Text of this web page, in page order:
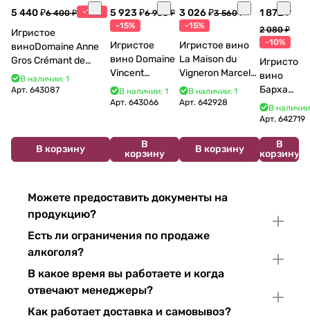
5 440 ₽6 400 ₽ -15%
Игристое
виноDomaine Anne
Gros Crémant de
Bourgogne La Fun en
Bulles Chardonnay et
В наличии: 1
Арт. 643087
В корзину
5 923 ₽6 968 ₽
-15%
Игристое
вино Domaine
Vincent
Bouzereau
Crémant de
В наличии: 1
Арт.643066
В
корзину
3 026 ₽3 560 ₽
-15%
Игристое вино
La Maison du
Vigneron Marcel
Cabelier Cremant
du Jura
В наличии: 1
Арт. 642928
В корзину
1 872 ₽
2 080 ₽
-10%
Игристое
вино
Бархат
Остров
2025
В
Арт.642719
В
корзину
Можете предоставить документы на
продукцию?
Есть ли ограничения по продаже
алкоголя?
В какое время вы работаете и когда
отвечают менеджеры?
Как работает доставка и самовывоз?